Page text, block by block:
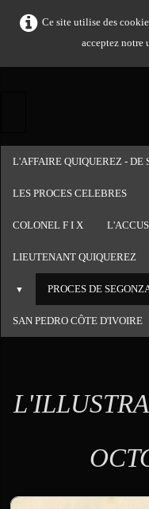
Ce site utilise des
acceptez notre
L'AFFAIRE QUIQUEREZ - DE
LES PROCES CELEBRES
COLONEL F I X
LIEUTENANT QUIQUEREZ
▼ PROCES DE
SAN PEDRO CÔTE D'IVOIRE